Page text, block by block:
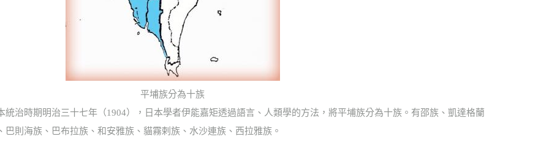
平埔族分為十族
統治時期明治三十七年（1904），日本學者伊能嘉矩透過語言、人類學的方法，將平埔族分為十族。有邵族、凱達格蘭
則海族、巴布拉族、和安雅族、貓霧剌族、水沙連族、西拉雅族。